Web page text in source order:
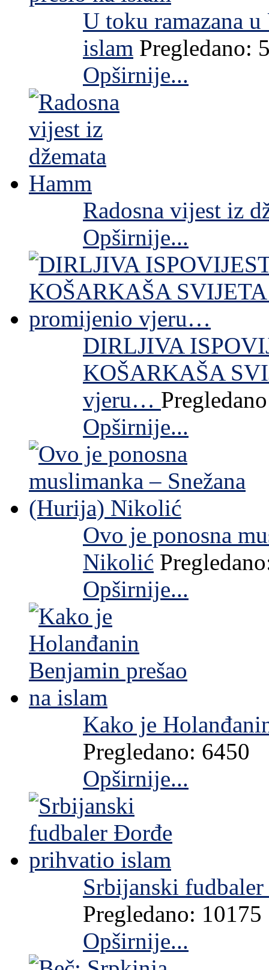
U toku ramazana
islam Pregledano:
Opširnije...
Radosna vijest iz
Opširnije...
DIRLJIVA
KOŠARKAŠA
vjeru…
Opširnije...
Ovo je ponosna
Nikolić
Opširnije...
Kako je
Pregledano: 6450
Opširnije...
Srbijanski
Pregledano: 10175
Opširnije...